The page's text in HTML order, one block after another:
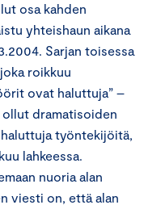
osa kahden
yhteishaun aikana
Sarjan toisessa
roikkuu
ovat haluttuja” –
dramatisoiden
työntekijöitä,
lahkeessa.
nuoria alan
viesti on, että alan